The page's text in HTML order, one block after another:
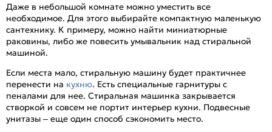
Даже в небольшой комнате можно уместить все
необходимое. Для этого выбирайте компактную маленькую
сантехнику. К примеру, можно найти миниатюрные
раковины, либо же повесить умывальник над стиральной
машиной.
Если места мало, стиральную машину будет практичнее
перенести на кухню. Есть специальные гарнитуры с
пеналами для нее. Стиральная машинка закрывается
створкой и совсем не портит интерьер кухни. Подвесные
унитазы – еще один способ сэкономить место.